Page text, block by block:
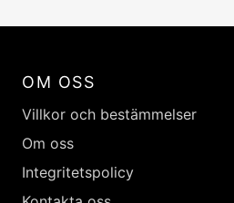
OM OSS
Villkor och bestämmelser
Om oss
Integritetspolicy